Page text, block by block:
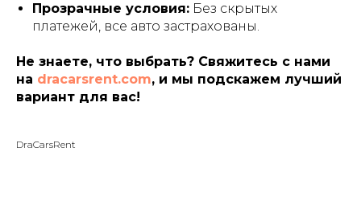
Прозрачные условия: Без скрытых
платежей, все авто застрахованы.
Не знаете, что выбрать? Свяжитесь с нами
на dracarsrent.com, и мы подскажем лучший
вариант для вас!
DraCarsRent